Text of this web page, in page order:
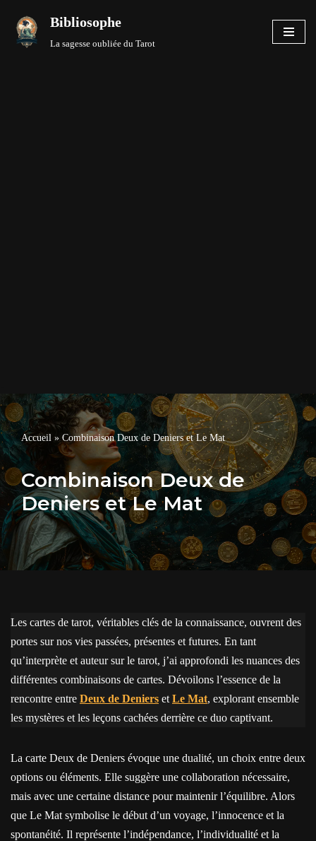
Aller
Bibliosophe
La sagesse oubliée du Tarot
Accueil » Combinaison Deux de Deniers et Le Mat
Combinaison Deux de
Deniers et Le Mat
Les cartes de tarot, véritables clés de la connaissance, ouvrent des
portes sur nos vies passées, présentes et futures. En tant
qu’interprète et auteur sur le tarot, j’ai approfondi les nuances des
différentes combinaisons de cartes. Dévoilons l’essence de la
rencontre entre Deux de Deniers et Le Mat, explorant ensemble
les mystères et les leçons cachées derrière ce duo captivant.
La carte Deux de Deniers évoque une dualité, un choix entre deux
options ou éléments. Elle suggère une collaboration nécessaire,
mais avec une certaine distance pour maintenir l’équilibre. Alors
que Le Mat symbolise le début d’un voyage, l’innocence et la
spontanéité. Il représente l’indépendance, l’individualité et la